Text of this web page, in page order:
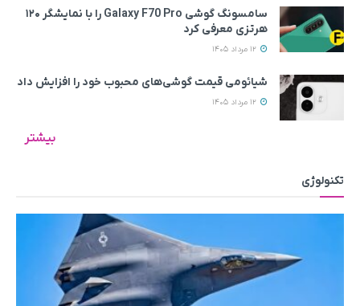
سامسونگ گوشی Galaxy F70 Pro را با نمایشگر ۱۲۰
هرتزی معرفی کرد
شیائومی قیمت گوشی‌های محبوب خود را افزایش داد
بیشتر
تکنولوژی